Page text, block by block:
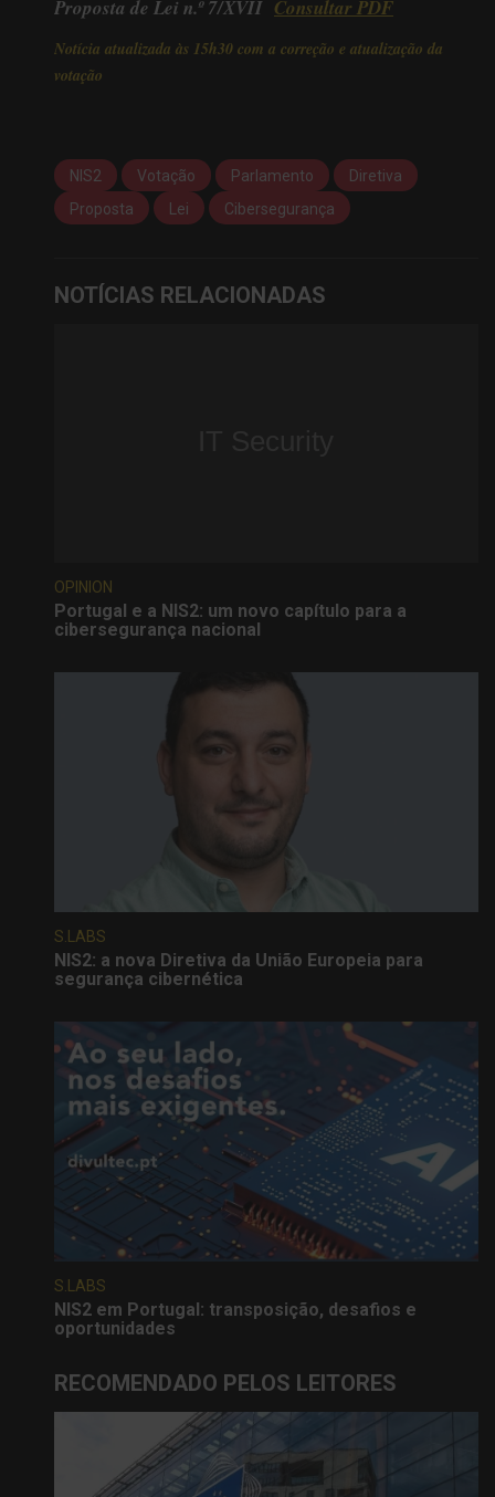
Proposta de Lei n.º 7/XVII Consultar PDF
Notícia atualizada às 15h30 com a correção e atualização da
votação
NIS2 Votação Parlamento
Diretiva
Proposta
Lei Cibersegurança
NOTÍCIAS RELACIONADAS
OPINION
Portugal e a NIS2: um novo capítulo para a
cibersegurança nacional
S.LABS
NIS2: a nova Diretiva da União Europeia para
segurança cibernética
S.LABS
NIS2 em Portugal: transposição, desafios e
oportunidades
RECOMENDADO PELOS LEITORES